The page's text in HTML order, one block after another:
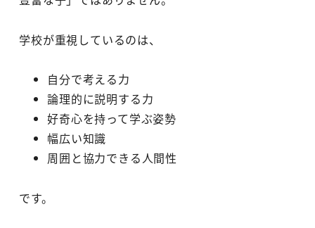
学校が重視しているのは、
自分で考える力
論理的に説明する力
好奇心を持って学ぶ姿勢
幅広い知識
周囲と協力できる人間性
です。